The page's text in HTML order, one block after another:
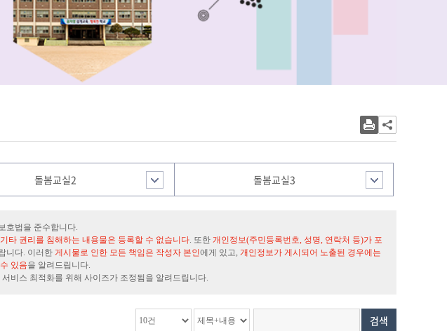
돌봄교실2 돌봄교실3
호법을 준수합니다.
타 권리를 침해하는 내용물은 등록할 수 없습니다. 또한 개인정보(주민등록번호, 성명, 연락처 등)가 포
니다. 이러한 게시물로 인한 모든 책임은 작성자 본인에게 있고, 개인정보가 게시되어 노출된 경우에는
있음을 알려드립니다.
비스 최적화를 위해 사이즈가 조정됨을 알려드립니다.
검색